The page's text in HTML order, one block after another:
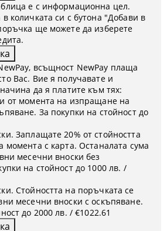
е с информационна цел.
количката си с бутона "Добави в
ще можете да изберете
всъщност NewPay плаща
Вас. Вие я получавате и
да я платите към тях:
от момента на изпращане на
За покупки на стойност до
Заплащате 20% от стойността
момента с карта. Останалата сума
месечни вноски без
на стойност до 1000 лв. /
Стойността на поръчката се
месечни вноски с оскъпяване.
до 2000 лв. / €1022.61